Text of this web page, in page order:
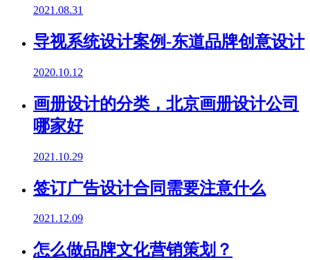
2021.08.31
导视系统设计案例-东道品牌创意设计
2020.10.12
画册设计的分类，北京画册设计公司
哪家好
2021.10.29
签订广告设计合同需要注意什么
2021.12.09
怎么做品牌文化营销策划？